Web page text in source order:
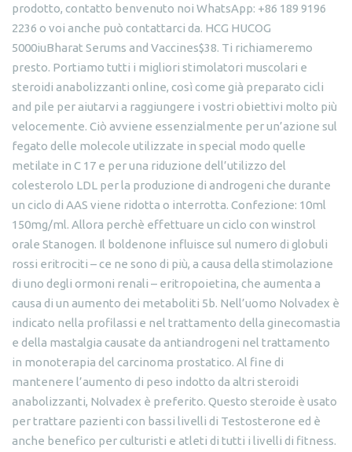
prodotto, contatto benvenuto noi WhatsApp: +86 189 9196
2236 o voi anche può contattarci da. HCG HUCOG
5000iuBharat Serums and Vaccines$38. Ti richiameremo
presto. Portiamo tutti i migliori stimolatori muscolari e
steroidi anabolizzanti online, così come già preparato cicli
and pile per aiutarvi a raggiungere i vostri obiettivi molto più
velocemente. Ciò avviene essenzialmente per un’azione sul
fegato delle molecole utilizzate in special modo quelle
metilate in C 17 e per una riduzione dell’utilizzo del
colesterolo LDL per la produzione di androgeni che durante
un ciclo di AAS viene ridotta o interrotta. Confezione: 10ml
150mg/ml. Allora perchè effettuare un ciclo con winstrol
orale Stanogen. Il boldenone influisce sul numero di globuli
rossi eritrociti – ce ne sono di più, a causa della stimolazione
di uno degli ormoni renali – eritropoietina, che aumenta a
causa di un aumento dei metaboliti 5b. Nell’uomo Nolvadex è
indicato nella profilassi e nel trattamento della ginecomastia
e della mastalgia causate da antiandrogeni nel trattamento
in monoterapia del carcinoma prostatico. Al fine di
mantenere l’aumento di peso indotto da altri steroidi
anabolizzanti, Nolvadex è preferito. Questo steroide è usato
per trattare pazienti con bassi livelli di Testosterone ed è
anche benefico per culturisti e atleti di tutti i livelli di fitness.